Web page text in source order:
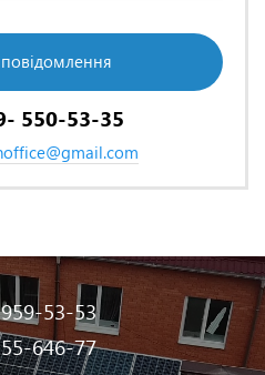
550-53-35
53-53
646-77